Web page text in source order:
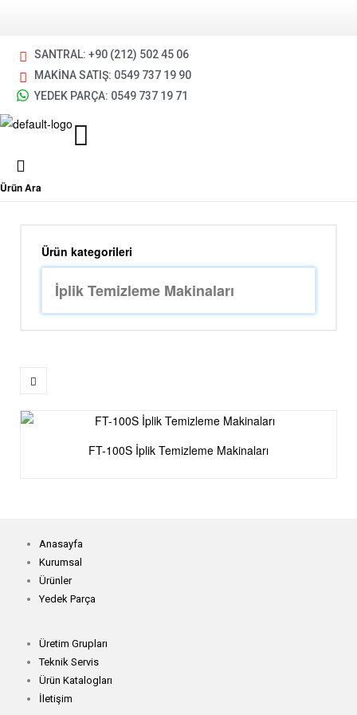
SANTRAL: +90 (212) 502 45 06
MAKİNA SATIŞ: 0549 737 19 90
YEDEK PARÇA: 0549 737 19 71
Ürün Ara
Ürün kategorileri
FT-100S İplik Temizleme Makinaları
Anasayfa
Kurumsal
Ürünler
Yedek Parça
Üretim Grupları
Teknik Servis
Ürün Katalogları
İletişim